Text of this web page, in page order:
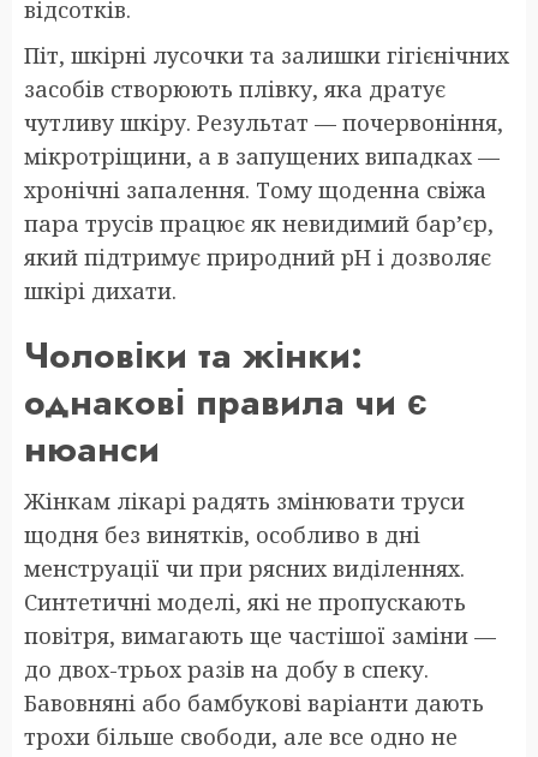
відсотків.
Піт, шкірні лусочки та залишки гігієнічних
засобів створюють плівку, яка дратує
чутливу шкіру. Результат — почервоніння,
мікротріщини, а в запущених випадках —
хронічні запалення. Тому щоденна свіжа
пара трусів працює як невидимий бар’єр,
який підтримує природний pH і дозволяє
шкірі дихати.
Чоловіки та жінки:
однакові правила чи є
нюанси
Жінкам лікарі радять змінювати труси
щодня без винятків, особливо в дні
менструації чи при рясних виділеннях.
Синтетичні моделі, які не пропускають
повітря, вимагають ще частішої заміни —
до двох-трьох разів на добу в спеку.
Бавовняні або бамбукові варіанти дають
трохи більше свободи, але все одно не